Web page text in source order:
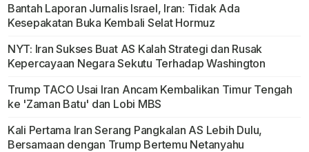
Bantah Laporan Jurnalis Israel, Iran: Tidak Ada
Kesepakatan Buka Kembali Selat Hormuz
NYT: Iran Sukses Buat AS Kalah Strategi dan Rusak
Kepercayaan Negara Sekutu Terhadap Washington
Trump TACO Usai Iran Ancam Kembalikan Timur Tengah
ke 'Zaman Batu' dan Lobi MBS
Kali Pertama Iran Serang Pangkalan AS Lebih Dulu,
Bersamaan dengan Trump Bertemu Netanyahu